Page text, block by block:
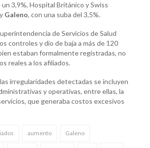
3,9%, Hospital Británico y Swiss
Galeno, con una suba del 3,5%.
de Servicios de Salud
controles y dio de baja a más de 120
estaban formalmente registradas, no
reales a los afiliados.
irregularidades detectadas se incluyen
y operativas, entre ellas, la
que generaba costos excesivos
aumento Galeno